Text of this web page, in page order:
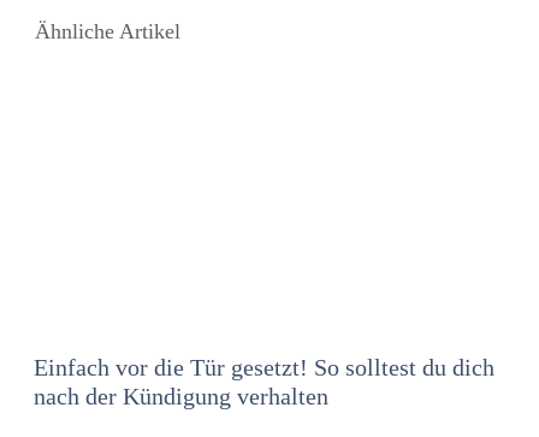
Ähnliche Artikel
Einfach vor die Tür gesetzt! So solltest du dich
nach der Kündigung verhalten